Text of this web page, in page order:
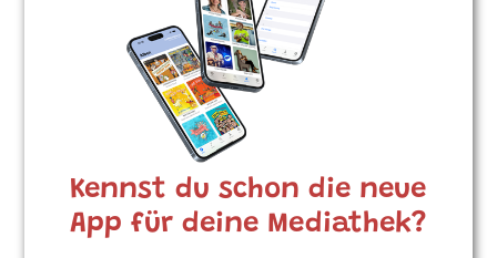
Kinderlieder zum Thema
”Heidi”
Wennd mit em Geissepeter laufa willsch
MärliMusicalTheater
Heidi, wo bisch du dihei?
#Heidi
#Ziege #Alp
Kennst du schon die neue
App für deine Mediathek?